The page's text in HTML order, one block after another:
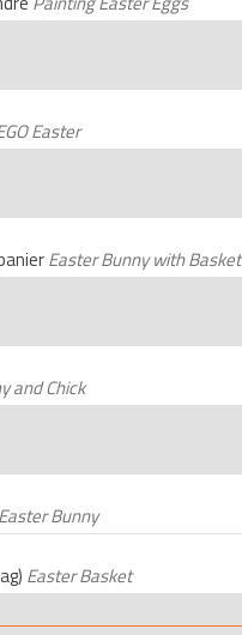
Easter
Easter Bunny with Basket
and Chick
Easter Bunny
Easter Basket